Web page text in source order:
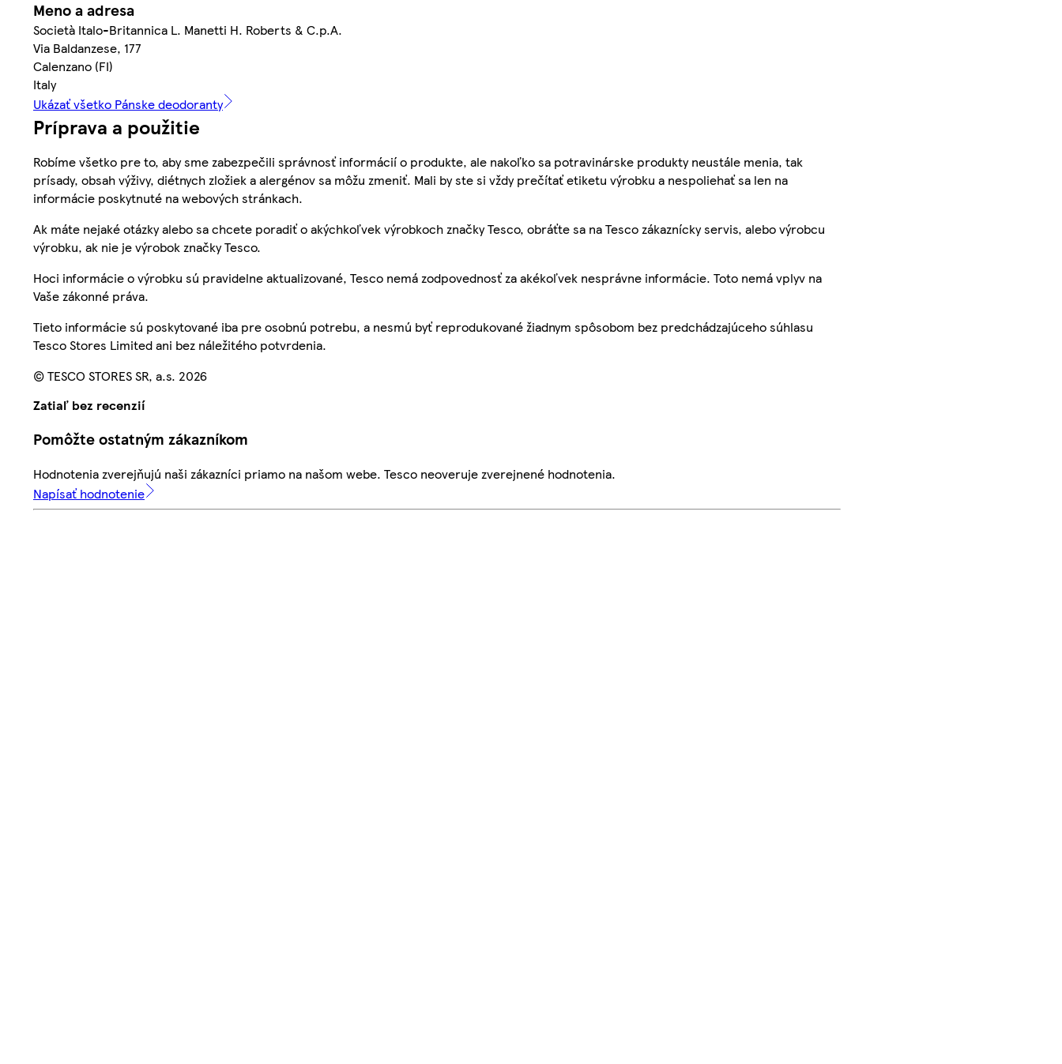
Meno a adresa
Società Italo-Britannica L. Manetti H. Roberts & C.p.A.
Via Baldanzese, 177
Calenzano (FI)
Italy
Ukázať všetko Pánske deodoranty
Príprava a použitie
Robíme všetko pre to, aby sme zabezpečili správnosť informácií o produkte, ale nakoľko sa potravinárske produkty neustále menia, tak
prísady, obsah výživy, diétnych zložiek a alergénov sa môžu zmeniť. Mali by ste si vždy prečítať etiketu výrobku a nespoliehať sa len na
informácie poskytnuté na webových stránkach.
Ak máte nejaké otázky alebo sa chcete poradiť o akýchkoľvek výrobkoch značky Tesco, obráťte sa na Tesco zákaznícky servis, alebo výrobcu
výrobku, ak nie je výrobok značky Tesco.
Hoci informácie o výrobku sú pravidelne aktualizované, Tesco nemá zodpovednosť za akékoľvek nesprávne informácie. Toto nemá vplyv na
Vaše zákonné práva.
Tieto informácie sú poskytované iba pre osobnú potrebu, a nesmú byť reprodukované žiadnym spôsobom bez predchádzajúceho súhlasu
Tesco Stores Limited ani bez náležitého potvrdenia.
© TESCO STORES SR, a.s. 2026
Zatiaľ bez recenzií
Pomôžte ostatným zákazníkom
Hodnotenia zverejňujú naši zákazníci priamo na našom webe. Tesco neoveruje zverejnené hodnotenia.
Napísať hodnotenie